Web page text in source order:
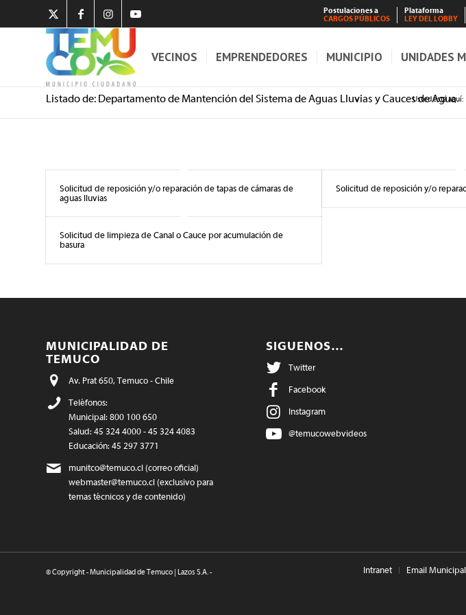
Postulaciones a
CARGOS PÚBLICOS
Plataforma
LEY DEL LOBBY
VECINOS EMPRENDEDORES MUNICIPIO UNIDADES
Listado de: Departamento de Mantención del Sistema de Aguas Lluvias y Cauces de Agua
Usted está aquí:
Solicitud de reposición y/o reparación de tapas de cámaras de
aguas lluvias
Solicitud de reposición y/o
Solicitud de limpieza de Canal o Cauce por acumulación de
basura
MUNICIPALIDAD DE
TEMUCO
Av. Prat 650, Temuco - Chile
Teléfonos:
Municipal: 800 100 650
Salud: 45 324 4000 - 45 324 4083
Educación: 45 297 3771
munitco@temuco.cl (correo oficial)
webmaster@temuco.cl (exclusivo para
temas técnicos y de contenido)
SIGUENOS…
Twitter
Facebook
Instagram
@temucowebvideos
© Copyright - Municipalidad de Temuco | Lazos S.A. - Intranet Email Municipal